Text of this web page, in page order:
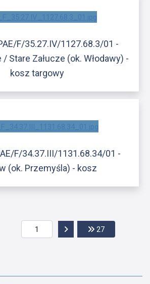
F/35.27.IV/1127.68.3/01 -
/ Stare Załucze (ok. Włodawy) -
kosz targowy
F/34.37.III/1131.68.34/01 -
(ok. Przemyśla) - kosz
Przejdź do następnej
27Przejdź do